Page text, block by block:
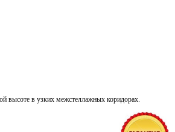
высоте в узких межстеллажных коридорах.